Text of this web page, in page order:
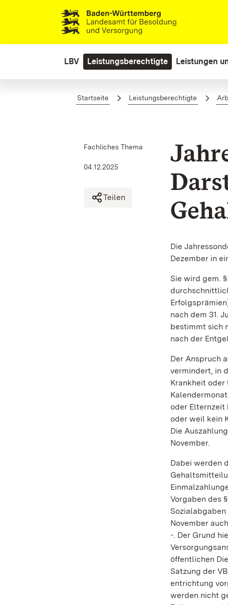
Zum Hauptinhalt springen
LBV Leistungsberechtigte Leistungen
Startseite Leistungsberechtigte
Fachliches Thema
04.12.2025
Teilen
Die
Dezember in
Sie wird gem.
nach dem 31.
bestimmt sich
nach der
Der Anspruch
vermindert, in
Krankheit
oder Elternzeit
oder weil kein
Die
November.
Dabei werden
Vorgaben des
November
-. Der Grund
öffentlichen
Satzung der
entrichtung
werden nicht